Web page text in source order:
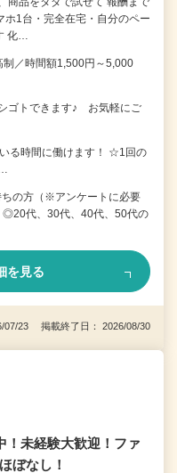
ホ1台・完全在宅・自分のペー
化…
／時間額1,500円～5,000
ゴトできます♪ お気軽にご
る時間に働けます！ ☆1回の
の方（※アンケートに必要
代、30代、40代、50代の
を見る
07/23 掲載終了日： 2026/08/30
！未経験大歓迎！ファ
ぼなし！